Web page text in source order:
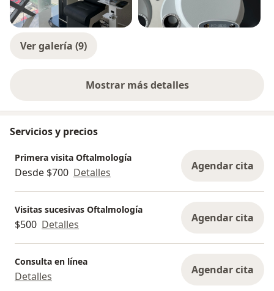
Ver galería (9)
Mostrar más detalles
sobre la experiencia
Servicios y precios
Primera visita Oftalmología
Desde $700 Detalles Agendar cita
Visitas sucesivas Oftalmología
$500 Detalles Agendar cita
Consulta en línea
Detalles Agendar cita